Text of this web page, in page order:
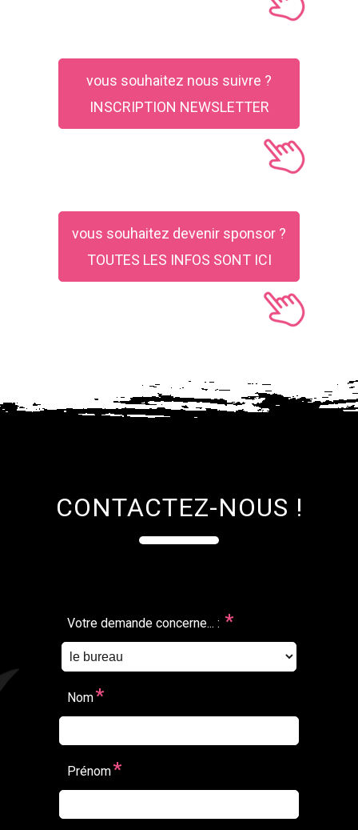
vous souhaitez nous suivre ?
INSCRIPTION NEWSLETTER
vous souhaitez devenir sponsor ?
TOUTES LES INFOS SONT ICI
CONTACTEZ-NOUS !
Votre demande concerne... : *
Nom*
Prénom*